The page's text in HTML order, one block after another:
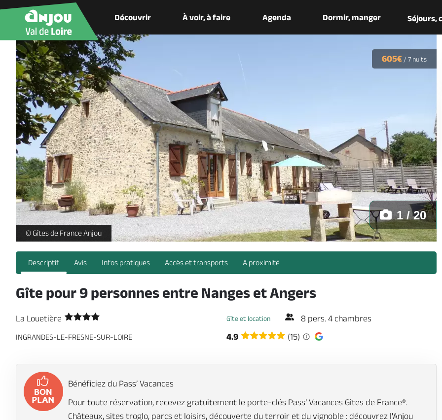
Découvrir À voir, à faire Agenda Dormir, manger Séjours,
La Louetière_1 -
© Gîtes de France Anjou
1 / 20
605€ / 7 nuits
Descriptif Avis Infos pratiques Accès et transports A proximité
Gîte pour 9 personnes entre Nanges et Angers
La Louetière Gîte et location 8 pers. 4 chambres
INGRANDES-LE-FRESNE-SUR-LOIRE 4.9 (15)
Bénéficiez du Pass’ Vacances
Pour toute réservation, recevez gratuitement le porte-clés Pass’ Vacances Gîtes de France®.
Châteaux, sites troglo, parcs et loisirs, découverte du terroir et du vignoble : découvrez l'Anjou